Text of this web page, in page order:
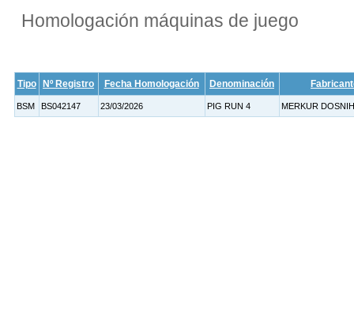
Homologación máquinas de juego
Tipo Nº Registro Fecha Homologación Denominación
BSM BS042147 23/03/2026 PIG RUN 4 MERKUR